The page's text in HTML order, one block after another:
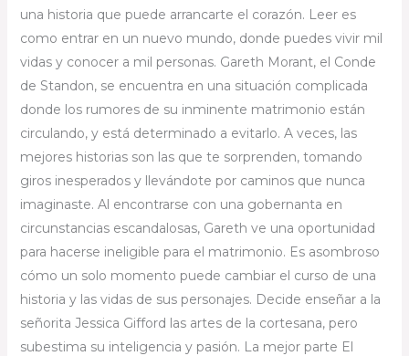
una historia que puede arrancarte el corazón. Leer es
como entrar en un nuevo mundo, donde puedes vivir mil
vidas y conocer a mil personas. Gareth Morant, el Conde
de Standon, se encuentra en una situación complicada
donde los rumores de su inminente matrimonio están
circulando, y está determinado a evitarlo. A veces, las
mejores historias son las que te sorprenden, tomando
giros inesperados y llevándote por caminos que nunca
imaginaste. Al encontrarse con una gobernanta en
circunstancias escandalosas, Gareth ve una oportunidad
para hacerse ineligible para el matrimonio. Es asombroso
cómo un solo momento puede cambiar el curso de una
historia y las vidas de sus personajes. Decide enseñar a la
señorita Jessica Gifford las artes de la cortesana, pero
subestima su inteligencia y pasión. La mejor parte El